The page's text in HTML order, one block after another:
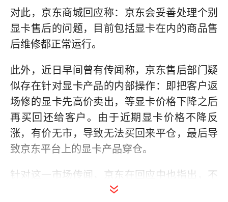
对此，京东商城回应称：京东会妥善处理个别
显卡售后的问题，目前包括显卡在内的商品售
后维修都正常运行。
此外，近日早间曾有传闻称，京东售后部门疑
似存在针对显卡产品的内部操作：即把客户返
场修的显卡先高价卖出，等显卡价格下降之后
再买回还给客户。由于近期显卡价格不降反
涨，有价无市，导致无法买回来平仓，最后导
致京东平台上的显卡产品穿仓。
针对这一市场传闻，京东在回应中也指出，不
存在传言中显卡售后服务 “金融化“的情况，已